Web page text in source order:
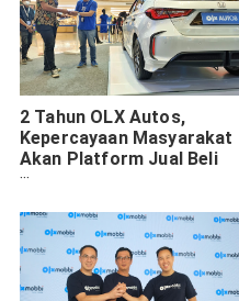
2 Tahun OLX Autos,
Kepercayaan Masyarakat
Akan Platform Jual Beli
Online Makin Meningkat